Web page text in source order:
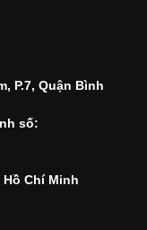
P.7, Quận Bình
số:
Chí Minh